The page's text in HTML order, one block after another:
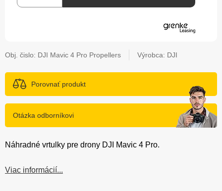
Obj. čislo: DJI Mavic 4 Pro Propellers Výrobca: DJI
Porovnať produkt
Otázka odborníkovi
Náhradné vrtulky pre drony DJI Mavic 4 Pro.
Viac informácií...